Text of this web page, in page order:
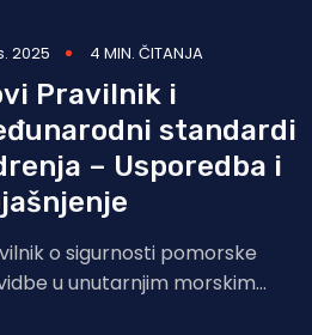
2025 4 MIN. ČITANJA
Pravilnik i
standardi
– Usporedba i
o sigurnosti pomorske
u unutarnjim morskim